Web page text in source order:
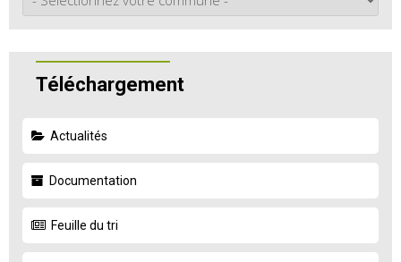
Téléchargement
Actualités
Documentation
Feuille du tri